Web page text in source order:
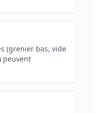
(grenier bas, vide
peuvent